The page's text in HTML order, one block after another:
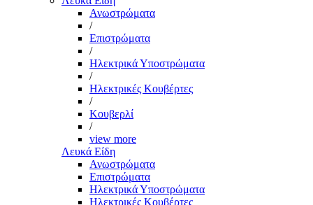
Ανωστρώματα
/
Επιστρώματα
/
Ηλεκτρικά Υποστρώματα
/
Ηλεκτρικές Κουβέρτες
/
Κουβερλί
/
view more
Λευκά Είδη
Ανωστρώματα
Επιστρώματα
Ηλεκτρικά Υποστρώματα
Ηλεκτρικές Κουβέρτες